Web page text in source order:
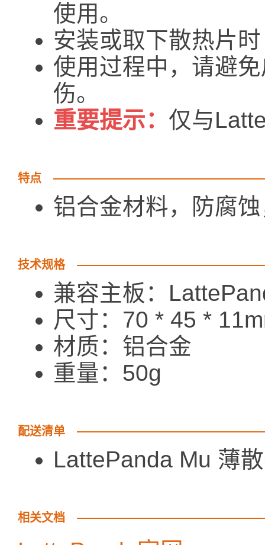
使用。
安装或取下散热片
使用过程中，请避
伤。
重要提示： 仅与
特点
铝合金材料，防腐
技术规格
兼容主板：
尺寸：70 * 45 *
材质：铝合金
重量：50g
配送清单
LattePanda Mu 薄
相关文档